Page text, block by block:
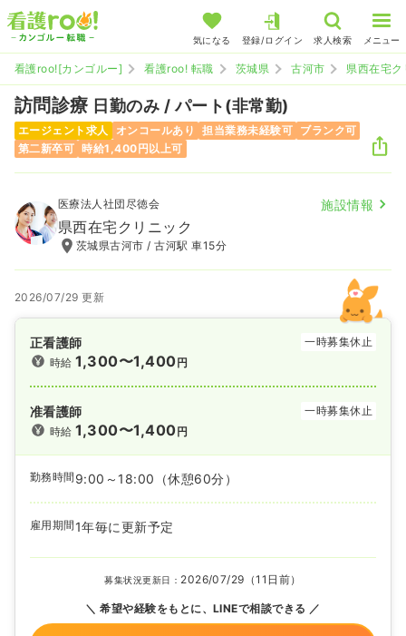
気になる 登録/ログイン 求人検索 メニュー
看護roo![カンゴルー] 看護roo! 転職 茨城県 古河市 県西在宅
訪問診療 日勤のみ / パート(非常勤)
エージェント求人 オンコールあり 担当業務未経験可 ブランク可
第二新卒可 時給1,400円以上可
医療法人社団尽徳会 施設情報
県西在宅クリニック
茨城県古河市 / 古河駅 車15分
2026/07/29 更新
正看護師
一時募集休止
時給1,300〜1,400円
准看護師
一時募集休止
時給1,300〜1,400円
勤務時間 9:00～18:00 （休憩60分）
雇用期間 1年毎に更新予定
募集状況更新日： 2026/07/29（11日前）
希望や経験をもとに、LINEで相談できる